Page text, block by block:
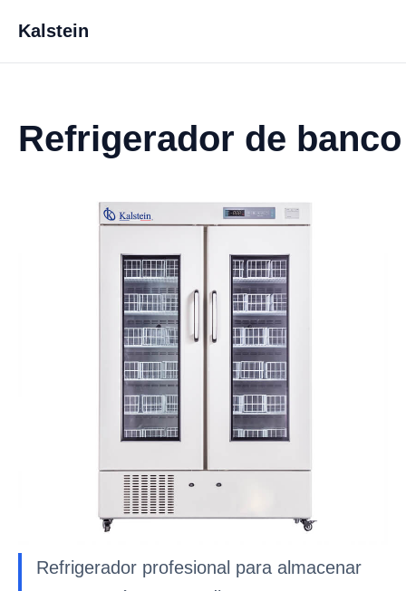
Kalstein
Refrigerador de
Refrigerador profesional para almacenar